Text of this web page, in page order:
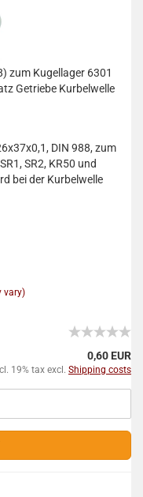
zum Kugellager 6301
Getriebe Kurbelwelle
DIN 988, zum
SR2, KR50 und
bei der Kurbelwelle
vary)
0,60 EUR
19% tax excl. Shipping costs